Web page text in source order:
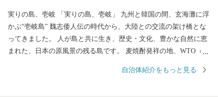
実りの島、壱岐 「実りの島、壱岐」 九州と韓国の間、玄海灘に浮
かぶ“壱岐島” 魏志倭人伝の時代から、大陸との交流の架け橋とな
ってきました。 人が島と共に生き、歴史・文化、豊かな自然に恵
まれた、日本の原風景の残る島です。 麦焼酎発祥の地、WTO（世
牛、ウニ、海産物など、豊饒な自然が育むS級食材。 国特別史跡
自治体紹介をもっと見る